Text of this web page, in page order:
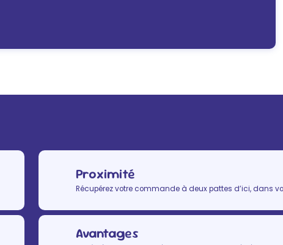
Proximité
Récupérez votre commande à deux pattes d’ici, dans
Avantages